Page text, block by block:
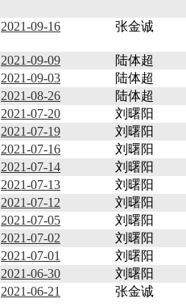
2021-09-16 张金诚
2021-09-09 陆体超
2021-09-03
陆体超
2021-08-26
陆体超
2021-07-20
刘曙阳
2021-07-19
刘曙阳
2021-07-16
刘曙阳
2021-07-14
刘曙阳
2021-07-13
刘曙阳
2021-07-12
刘曙阳
2021-07-05
刘曙阳
2021-07-02
刘曙阳
2021-07-01
刘曙阳
2021-06-30
刘曙阳
2021-06-21
张金诚